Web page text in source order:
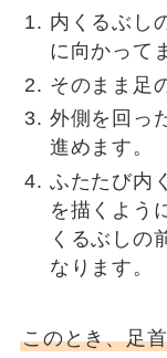
内くるぶし
に向かって
そのまま足
外側を回っ
進めます。
ふたたび内
を描くよう
くるぶしの
なります。
このとき、足